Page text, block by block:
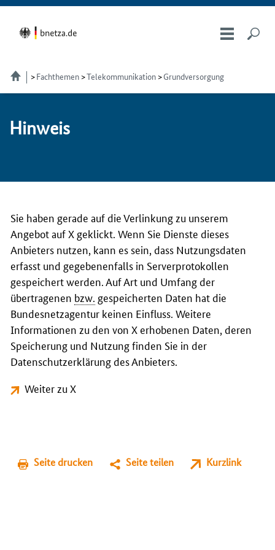
Fachthemen Telekom­munikation Grundversorgung
Hin­weis
Sie haben gerade auf die Verlinkung zu unserem
Angebot auf X geklickt. Wenn Sie Dienste dieses
Anbieters nutzen, kann es sein, dass Nutzungsdaten
erfasst und gegebenenfalls in Serverprotokollen
gespeichert werden. Auf Art und Umfang der
übertragenen bzw. gespeicherten Daten hat die
Bundesnetzagentur keinen Einfluss. Weitere
Informationen zu den von X erhobenen Daten, deren
Speicherung und Nutzung finden Sie in der
Datenschutzerklärung des Anbieters.
Weiter zu X
Seite drucken Seite teilen Kurzlink